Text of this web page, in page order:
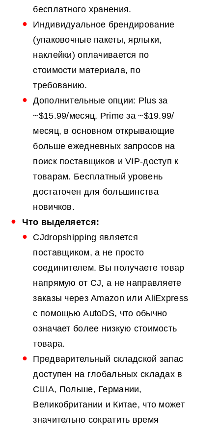
бесплатного хранения.
Индивидуальное брендирование
(упаковочные пакеты, ярлыки,
наклейки) оплачивается по
стоимости материала, по
требованию.
Дополнительные опции: Plus за
~$15.99/месяц, Prime за ~$19.99/
месяц, в основном открывающие
больше ежедневных запросов на
поиск поставщиков и VIP-доступ к
товарам. Бесплатный уровень
достаточен для большинства
новичков.
Что выделяется:
CJdropshipping является
поставщиком, а не просто
соединителем. Вы получаете товар
напрямую от CJ, а не направляете
заказы через Amazon или AliExpress
с помощью AutoDS, что обычно
означает более низкую стоимость
товара.
Предварительный складской запас
доступен на глобальных складах в
США, Польше, Германии,
Великобритании и Китае, что может
значительно сократить время